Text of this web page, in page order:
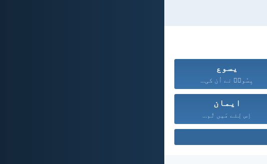
یسوع
یِسُوعؔ نے اُن کی...
ایمان
اِس لِئے مَیں تُم...